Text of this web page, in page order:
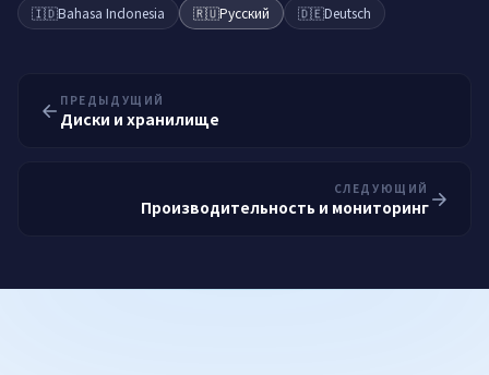
🇮🇩Bahasa Indonesia 🇷🇺Русский 🇩🇪Deutsch
ПРЕДЫДУЩИЙ
Диски и хранилище
СЛЕДУЮЩИЙ
Производительность и мониторинг